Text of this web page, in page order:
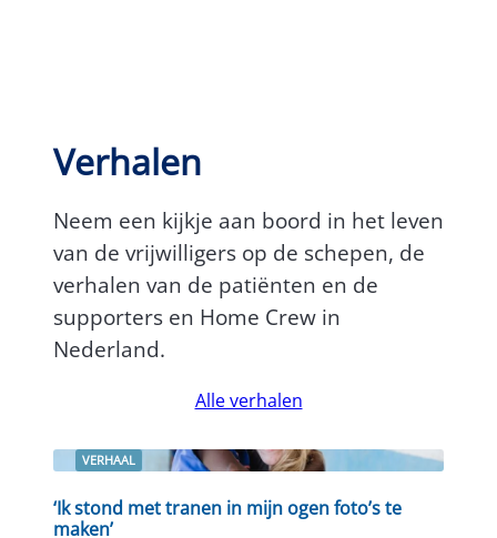
Verhalen
Neem een kijkje aan boord in het leven
van de vrijwilligers op de schepen, de
verhalen van de patiënten en de
supporters en Home Crew in
Nederland.
Alle verhalen
VERHAAL
‘Ik stond met tranen in mijn ogen foto’s te
maken’
Lees verder